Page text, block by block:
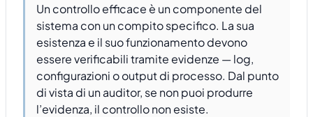
Un controllo efficace è un componente del
sistema con un compito specifico. La sua
esistenza e il suo funzionamento devono
essere verificabili tramite evidenze — log,
configurazioni o output di processo. Dal punto
di vista di un auditor, se non puoi produrre
l’evidenza, il controllo non esiste.